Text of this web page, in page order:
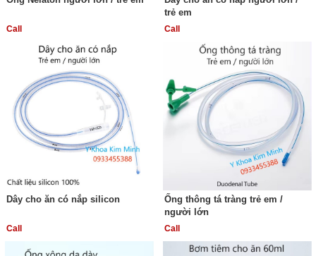
Call
trẻ em
Call
Dây cho ăn có nắp silicon
Call
Ống thông tá tràng trẻ em /
người lớn
Call